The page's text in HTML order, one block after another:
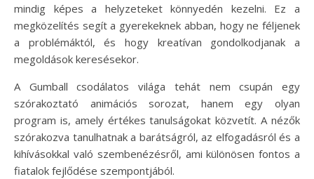
mindig képes a helyzeteket könnyedén kezelni. Ez a
megközelítés segít a gyerekeknek abban, hogy ne féljenek
a problémáktól, és hogy kreatívan gondolkodjanak a
megoldások keresésekor.
A Gumball csodálatos világa tehát nem csupán egy
szórakoztató animációs sorozat, hanem egy olyan
program is, amely értékes tanulságokat közvetít. A nézők
szórakozva tanulhatnak a barátságról, az elfogadásról és a
kihívásokkal való szembenézésről, ami különösen fontos a
fiatalok fejlődése szempontjából.